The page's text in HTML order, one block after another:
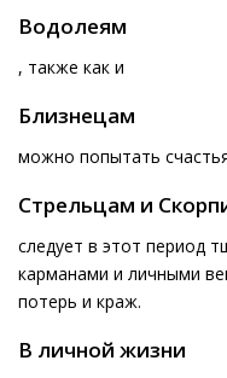
Водолеям
, также как и
Близнецам
можно попытать
Стрельцам и
следует в этот период
карманами и личными
потерь и краж.
В личной жизни